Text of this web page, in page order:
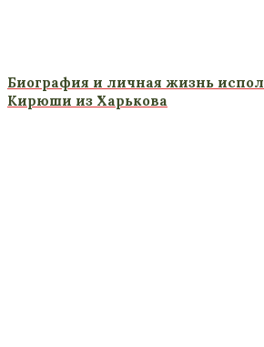
Биография и личная жизнь
Кирюши из Харькова